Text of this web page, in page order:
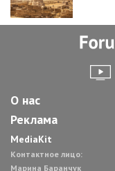
О нас
Реклама
MediaKit
Контактное лицо:
Марина Баранчук